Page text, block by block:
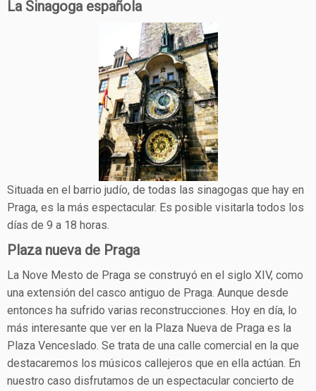
La Sinagoga española
Situada en el barrio judío, de todas las sinagogas que hay en
Praga, es la más espectacular. Es posible visitarla todos los
días de 9 a 18 horas.
Plaza nueva de Praga
La Nove Mesto de Praga se construyó en el siglo XIV, como
una extensión del casco antiguo de Praga. Aunque desde
entonces ha sufrido varias reconstrucciones. Hoy en día, lo
más interesante que ver en la Plaza Nueva de Praga es la
Plaza Venceslado. Se trata de una calle comercial en la que
destacaremos los músicos callejeros que en ella actúan. En
nuestro caso disfrutamos de un espectacular concierto de